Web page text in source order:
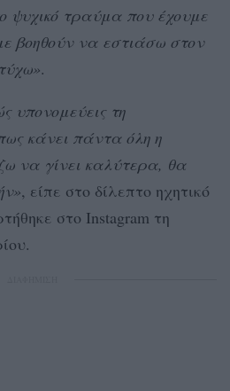
τραύμα που έχουμε
βοηθούν να εστιάσω στον
.
υπονομεύεις τη
κάνει πάντα όλη η
να γίνει καλύτερα, θα
, είπε στο δίλεπτο ηχητικό
στο Instagram τη